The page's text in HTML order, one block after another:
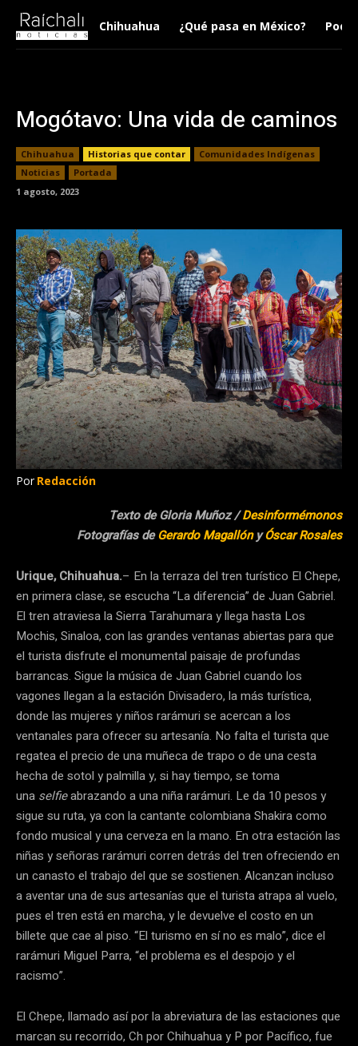
Chihuahua ¿Qué pasa en México?
Mogótavo: Una vida de caminos
Chihuahua Historias que contar
Comunidades Indígenas
Noticias
Portada
1 agosto, 2023
Por Redacción
Texto de Gloria Muñoz /Desinformémonos
Fotografías deGerardo MagallónyÓscar Rosales
Urique, Chihuahua.– En la terraza del tren turístico El Chepe,
en primera clase, se escucha “La diferencia” de Juan Gabriel.
El tren atraviesa la Sierra Tarahumara y llega hasta Los
Mochis, Sinaloa, con las grandes ventanas abiertas para que
el turista disfrute el monumental paisaje de profundas
barrancas. Sigue la música de Juan Gabriel cuando los
vagones llegan a la estación Divisadero, la más turística,
donde las mujeres y niños rarámuri se acercan a los
ventanales para ofrecer su artesanía. No falta el turista que
regatea el precio de una muñeca de trapo o de una cesta
hecha de sotol y palmilla y, si hay tiempo, se toma
una selfieabrazando a una niña rarámuri. Le da 10 pesos y
sigue su ruta, ya con la cantante colombiana Shakira como
fondo musical y una cerveza en la mano. En otra estación las
niñas y señoras rarámuri corren detrás del tren ofreciendo en
un canasto el trabajo del que se sostienen. Alcanzan incluso
a aventar una de sus artesanías que el turista atrapa al vuelo,
pues el tren está en marcha, y le devuelve el costo en un
billete que cae al piso. “El turismo en sí no es malo”, dice el
rarámuri Miguel Parra, “el problema es el despojo y el
racismo”.
El Chepe, llamado así por la abreviatura de las estaciones que
marcan su recorrido, Ch por Chihuahua y P por Pacífico, fue